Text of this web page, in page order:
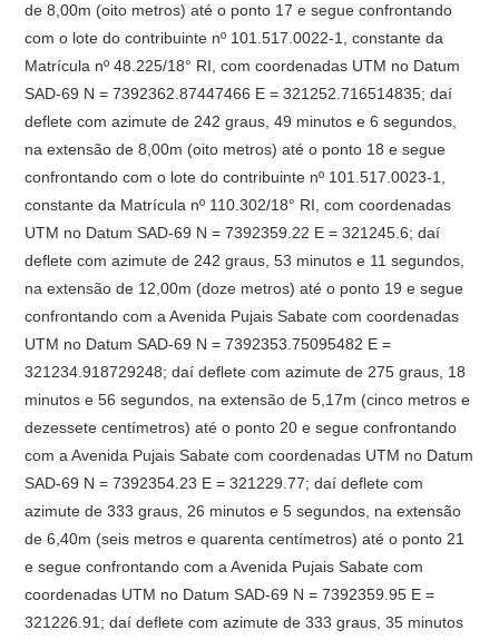
de 8,00m (oito metros) até o ponto 17 e segue confrontando
com o lote do contribuinte nº 101.517.0022-1, constante da
Matrícula nº 48.225/18° RI, com coordenadas UTM no Datum
SAD-69 N = 7392362.87447466 E = 321252.716514835; daí
deflete com azimute de 242 graus, 49 minutos e 6 segundos,
na extensão de 8,00m (oito metros) até o ponto 18 e segue
confrontando com o lote do contribuinte nº 101.517.0023-1,
constante da Matrícula nº 110.302/18° RI, com coordenadas
UTM no Datum SAD-69 N = 7392359.22 E = 321245.6; daí
deflete com azimute de 242 graus, 53 minutos e 11 segundos,
na extensão de 12,00m (doze metros) até o ponto 19 e segue
confrontando com a Avenida Pujais Sabate com coordenadas
UTM no Datum SAD-69 N = 7392353.75095482 E =
321234.918729248; daí deflete com azimute de 275 graus, 18
minutos e 56 segundos, na extensão de 5,17m (cinco metros e
dezessete centímetros) até o ponto 20 e segue confrontando
com a Avenida Pujais Sabate com coordenadas UTM no Datum
SAD-69 N = 7392354.23 E = 321229.77; daí deflete com
azimute de 333 graus, 26 minutos e 5 segundos, na extensão
de 6,40m (seis metros e quarenta centímetros) até o ponto 21
e segue confrontando com a Avenida Pujais Sabate com
coordenadas UTM no Datum SAD-69 N = 7392359.95 E =
321226.91; daí deflete com azimute de 333 graus, 35 minutos